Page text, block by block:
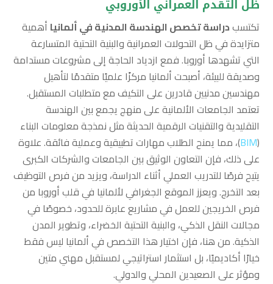
ظل التقدم العمراني الأوروبي
تكتسبدراسة تخصص الهندسة المدنية في ألمانيا أهمية
متزايدة في ظل التحولات العمرانية والبنية التحتية المتسارعة
التي تشهدها أوروبا. فمع ازدياد الحاجة إلى مشروعات مستدامة
وصديقة للبيئة، أصبحت ألمانيا مركزًا علميًا متقدمًا لتأهيل
مهندسين مدنيين قادرين على التكيف مع متطلبات المستقبل.
تعتمد الجامعات الألمانية على منهج يجمع بين الهندسة
التقليدية والتقنيات الرقمية الحديثة مثل نمذجة معلومات البناء
(
BIM)، مما يمنح الطلاب مهارات تطبيقية وعملية فائقة. علاوة
على ذلك، فإن التعاون الوثيق بين الجامعات والشركات الكبرى
يتيح فرصًا للتدريب العملي أثناء الدراسة، ويزيد من فرص التوظيف
بعد التخرج. ويعزز الموقع الجغرافي لألمانيا في قلب أوروبا من
فرص الخريجين للعمل في مشاريع عابرة للحدود، خصوصًا في
مجالات النقل الذكي، والبنية التحتية الخضراء، وتطوير المدن
الذكية. من هنا، فإن اختيار هذا التخصص في ألمانيا ليس فقط
خيارًا أكاديميًا، بل استثمار استراتيجي لمستقبل مهني متين
ومؤثر على الصعيدين المحلي والدولي.